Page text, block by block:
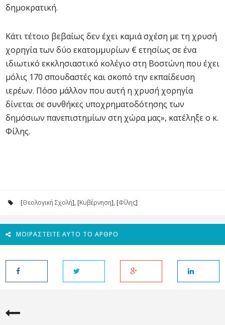
δημοκρατική.
Κάτι τέτοιο βεβαίως δεν έχει καμιά σχέση με τη χρυσή
χορηγία των δύο εκατομμυρίων € ετησίως σε ένα
ιδιωτικό εκκλησιαστικό κολέγιο στη Βοστώνη που έχει
μόλις 170 σπουδαστές και σκοπό την εκπαίδευση
ιερέων. Πόσο μάλλον που αυτή η χρυσή χορηγία
δίνεται σε συνθήκες υποχρηματοδότησης των
δημόσιων πανεπιστημίων στη χώρα μας», κατέληξε ο κ.
Φίλης.
[Θεολογική Σχολή], [Κυβέρνηση], [Φίλης]
ΜΟΙΡΑΣΤΕΊΤΕ ΑΥΤΌ ΤΟ ΆΡΘΡΟ